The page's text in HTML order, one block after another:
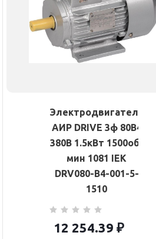
Электродвигатель
АИР DRIVE 3ф 80B4
380В 1.5кВт 1500об/
мин 1081 IEK
DRV080-B4-001-5-
1510
12 254.39 ₽